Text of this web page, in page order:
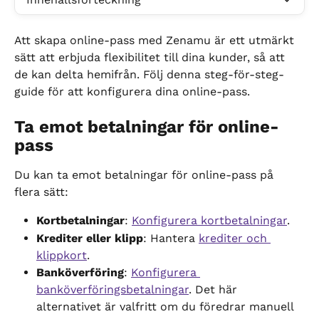
Att skapa online-pass med Zenamu är ett utmärkt
sätt att erbjuda flexibilitet till dina kunder, så att
de kan delta hemifrån. Följ denna steg-för-steg-
guide för att konfigurera dina online-pass.
Ta emot betalningar för online-
pass
Du kan ta emot betalningar för online-pass på
flera sätt:
Kortbetalningar: Konfigurera kortbetalningar.
Krediter eller klipp: Hantera krediter och
klippkort.
Banköverföring: Konfigurera
banköverföringsbetalningar. Det här
alternativet är valfritt om du föredrar manuell